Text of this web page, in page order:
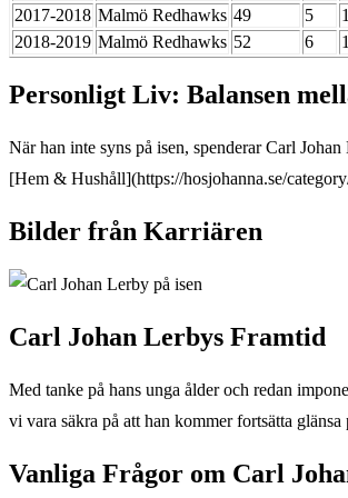
2017-2018 Malmö Redhawks 49 5
2018-2019 Malmö Redhawks 52 6
Personligt Liv: Balansen
När han inte syns på isen, spenderar Carl
[Hem & Hushåll](https://hosjohanna.se/
Bilder från Karriären
Carl Johan Lerbys Framtid
Med tanke på hans unga ålder och redan
vi vara säkra på att han kommer fortsätta glänsa
Vanliga Frågor om Carl